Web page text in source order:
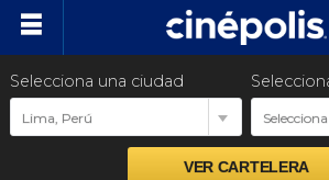
Cartelera
Próximos estrenos
Selecciona una ciudad
Lima, Perú